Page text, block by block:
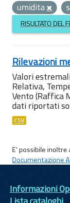
umidita
RISULTATO DEL
Rilevazioni
Valori
Relativa,
Vento (Raffica
dati riportati
CSV
E' possibile inoltre
Documentazione
Informazioni